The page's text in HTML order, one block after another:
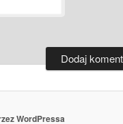
WordPressa